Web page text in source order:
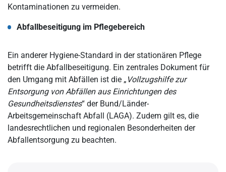
Kontaminationen zu vermeiden.
Abfallbeseitigung im Pflegebereich
Ein anderer Hygiene-Standard in der stationären Pflege
betrifft die Abfallbeseitigung. Ein zentrales Dokument für
den Umgang mit Abfällen ist die „ Vollzugshilfe zur
Entsorgung von Abfällen aus Einrichtungen des
Gesundheitsdienstes“ der Bund/Länder-
Arbeitsgemeinschaft Abfall (LAGA). Zudem gilt es, die
landesrechtlichen und regionalen Besonderheiten der
Abfallentsorgung zu beachten.